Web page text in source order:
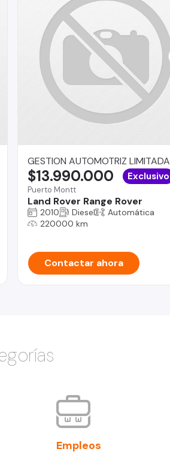
GESTION AUTOMOTRIZ LIMITADA
Puerto Montt
Land Rover Range Rover
$13.990.000 Exclusivo
2010 Diesel
Automática
220000 km
Contactar ahora
Empleos